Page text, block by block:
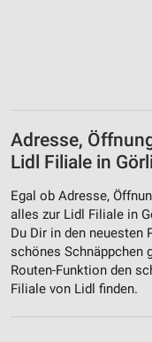
Adresse,
Lidl Filiale in
Egal ob Adresse,
alles zur Lidl Filiale in
Du Dir in den neuesten
schönes Schnäppchen
Routen-Funktion den
Filiale von Lidl finden.